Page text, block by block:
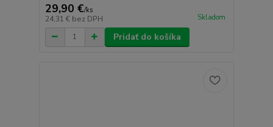
29,90 €/ks
24,31 € bez DPH Skladom
Pridať do košíka